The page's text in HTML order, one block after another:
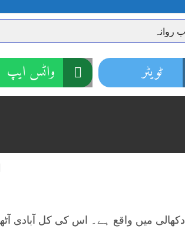
ہونے کا حکم
چارسدہ کا بہادر
ٹویٹر واٹس ایپ
میں واقع ہے۔ اس کی کل آبادی